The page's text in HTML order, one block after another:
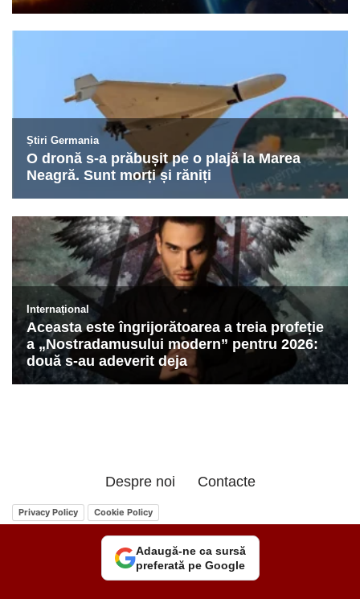
Despre noi Contacte
Privacy Policy Cookie Policy
Adaugă-ne ca sursă
preferată pe Google